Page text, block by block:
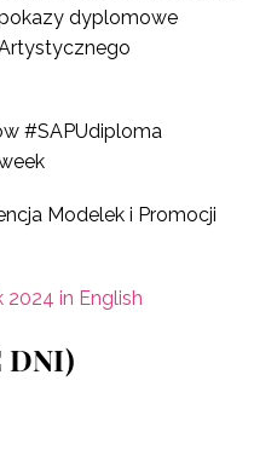
dyplomowe
#SAPUdiploma
Modelek i Promocji
2024 in English
DNI)